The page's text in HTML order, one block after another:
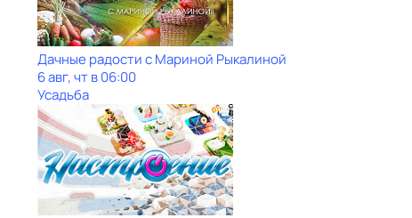
Дачные радости с Мариной Рыкалиной
6 авг, чт в 06:00
Усадьба